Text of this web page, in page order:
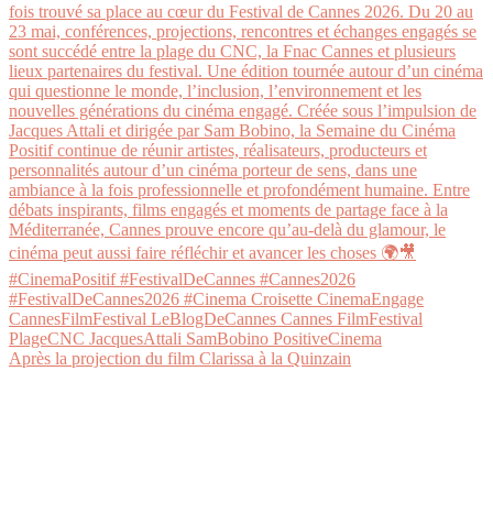
Après la projection du film Clarissa à la Quinzain